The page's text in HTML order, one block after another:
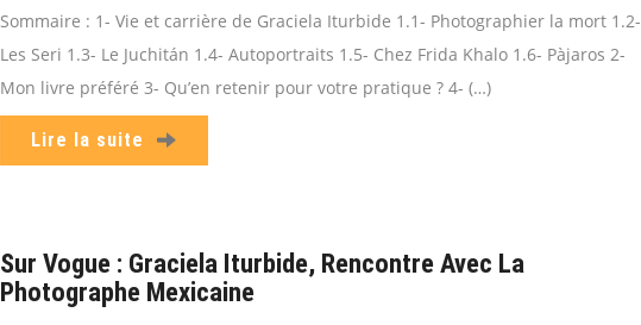
Sommaire : 1- Vie et carrière de Graciela Iturbide 1.1- Photographier la mort 1.2-
Les Seri 1.3- Le Juchitán 1.4- Autoportraits 1.5- Chez Frida Khalo 1.6- Pàjaros 2-
Mon livre préféré 3- Qu’en retenir pour votre pratique ? 4- (…)
Lire la suite
Sur Vogue : Graciela Iturbide, Rencontre Avec La
Photographe Mexicaine